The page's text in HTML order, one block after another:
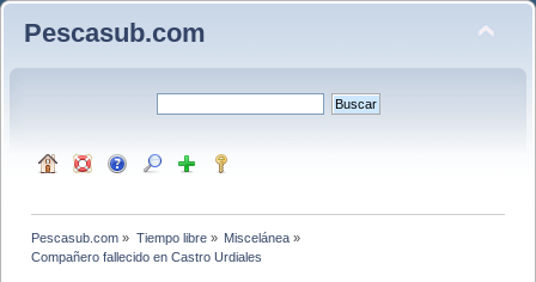
Pescasub.com
Pescasub.com » Tiempo libre» Miscelánea»
Compañero fallecido en Castro Urdiales